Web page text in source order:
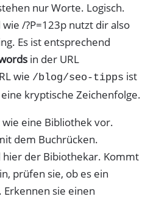
nur Worte. Logisch.
/?P=123p nutzt dir also
Es ist entsprechend
in der URL
wie /blog/seo-tipps ist
kryptische Zeichenfolge.
eine Bibliothek vor.
dem Buchrücken.
hier der Bibiothekar. Kommt
prüfen sie, ob es ein
Erkennen sie einen